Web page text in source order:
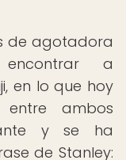
de agotadora
a
en lo que hoy
entre ambos
y se ha
de Stanley: